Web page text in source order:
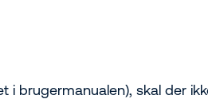
brugermanualen), skal der